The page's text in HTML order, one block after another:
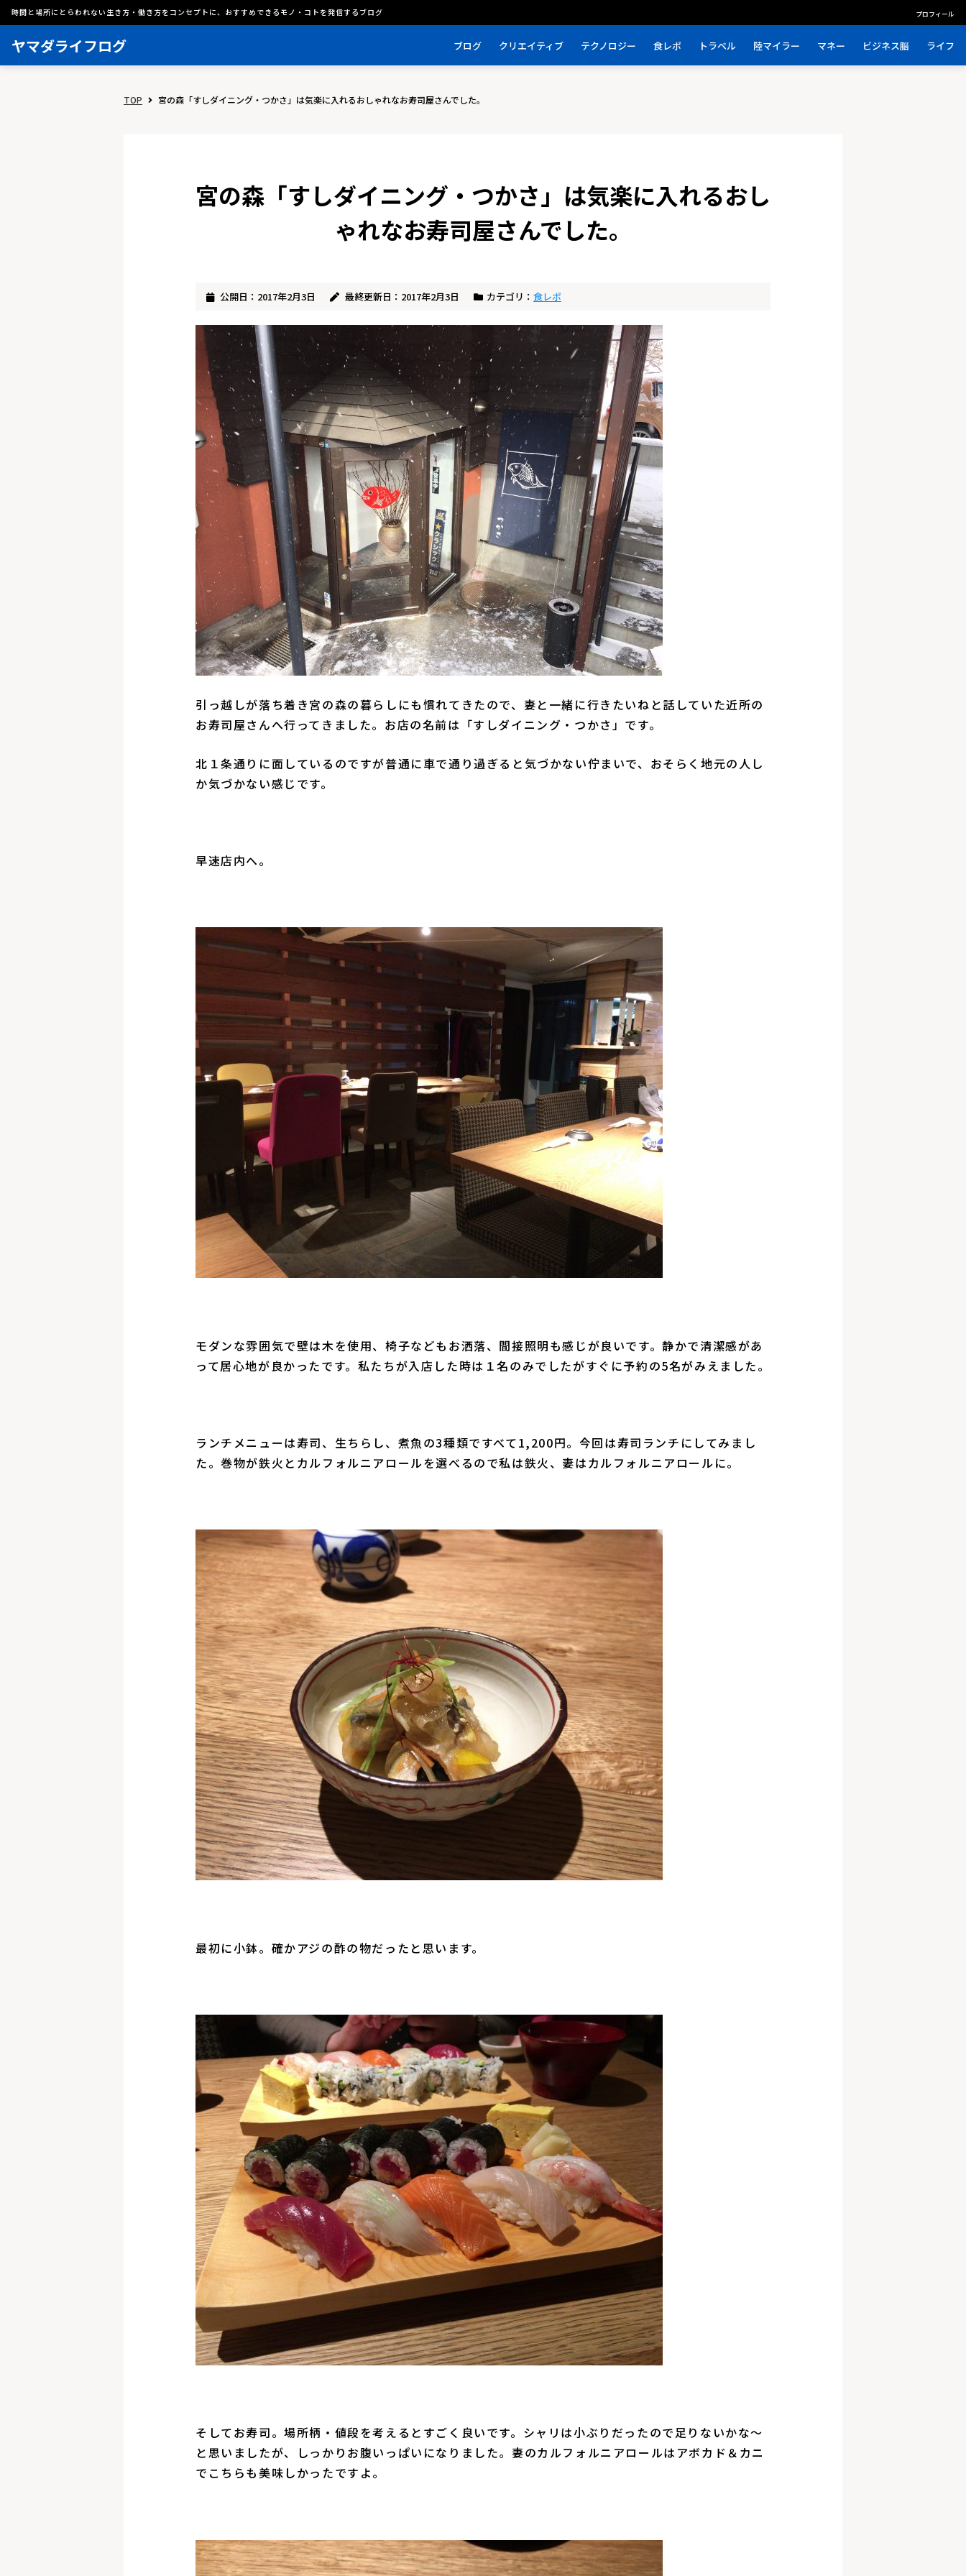
時間と場所にとらわれない生き方・働き方をコンセプトに、おすすめできるモノ・コトを発信するブログ プロフィール
ヤマダライフログ ブログ クリエイティブ テクノロジー 食レポ トラベル 陸マイラー マネー ビジネス脳 ライフ
TOP 宮の森「すしダイニング・つかさ」は気楽に入れるおしゃれなお寿司屋さんでした。
宮の森「すしダイニング・つかさ」は気楽に入れるおし
ゃれなお寿司屋さんでした。
公開日：2017年2月3日 最終更新日：2017年2月3日 カテゴリ： 食レポ
引っ越しが落ち着き宮の森の暮らしにも慣れてきたので、妻と一緒に行きたいねと話していた近所の
お寿司屋さんへ行ってきました。お店の名前は「すしダイニング・つかさ」です。
北１条通りに面しているのですが普通に車で通り過ぎると気づかない佇まいで、おそらく地元の人し
か気づかない感じです。
早速店内へ。
モダンな雰囲気で壁は木を使用、椅子などもお洒落、間接照明も感じが良いです。静かで清潔感があ
って居心地が良かったです。私たちが入店した時は１名のみでしたがすぐに予約の5名がみえました。
ランチメニューは寿司、生ちらし、煮魚の3種類ですべて1,200円。今回は寿司ランチにしてみまし
た。巻物が鉄火とカルフォルニアロールを選べるので私は鉄火、妻はカルフォルニアロールに。
最初に小鉢。確かアジの酢の物だったと思います。
そしてお寿司。場所柄・値段を考えるとすごく良いです。シャリは小ぶりだったので足りないかな〜
と思いましたが、しっかりお腹いっぱいになりました。妻のカルフォルニアロールはアボカド＆カニ
でこちらも美味しかったですよ。